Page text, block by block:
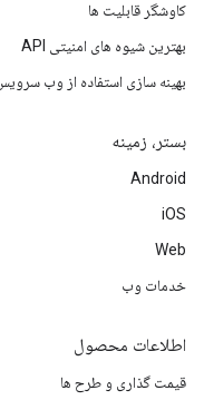
کاوشگر قابلیت ها
بهترین شیوه های امنیتی API
بهینه سازی استفاده از وب سرویس
بستر، زمینه
Android
iOS
Web
خدمات وب
اطلاعات محصول
قیمت گذاری و طرح ها